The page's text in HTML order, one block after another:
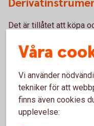
Det är tillåtet att köpa
samt att handla med
Fonder
Tillåtna fonder hittar du
fondlista
.
Våra
Vi använder
tekniker för att
finns även cookies
upplevelse: